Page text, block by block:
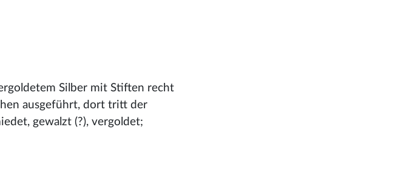
Silber mit Stiften recht
ausgeführt, dort tritt der
gewalzt (?), vergoldet;